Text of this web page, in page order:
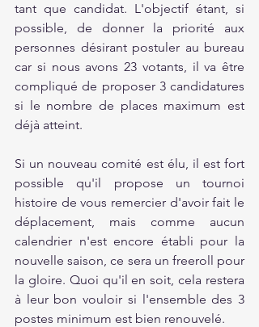
tant que candidat. L'objectif étant, si
possible, de donner la priorité aux
personnes désirant postuler au bureau
car si nous avons 23 votants, il va être
compliqué de proposer 3 candidatures
si le nombre de places maximum est
déjà atteint.
Si un nouveau comité est élu, il est fort
possible qu'il propose un tournoi
histoire de vous remercier d'avoir fait le
déplacement, mais comme aucun
calendrier n'est encore établi pour la
nouvelle saison, ce sera un freeroll pour
la gloire. Quoi qu'il en soit, cela restera
à leur bon vouloir si l'ensemble des 3
postes minimum est bien renouvelé.